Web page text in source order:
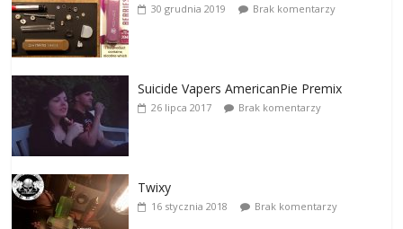
30 grudnia 2019 Brak komentarzy
Suicide Vapers AmericanPie Premix
26 lipca 2017 Brak komentarzy
Twixy
16 stycznia 2018 Brak komentarzy